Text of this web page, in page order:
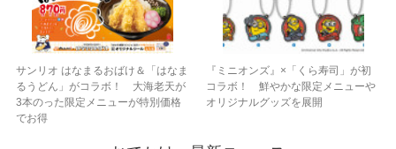
サンリオ はなまるおばけ＆「はなま
るうどん」がコラボ！ 大海老天が
3本のった限定メニューが特別価格
でお得
『ミニオンズ』×「くら寿司」が初
コラボ！ 鮮やかな限定メニューや
オリジナルグッズを展開